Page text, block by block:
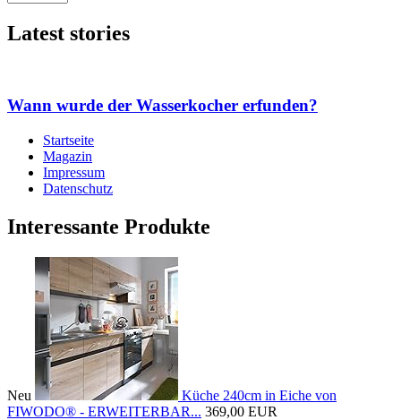
Latest stories
Wann wurde der Wasserkocher erfunden?
Startseite
Magazin
Impressum
Datenschutz
Interessante Produkte
Neu
Küche 240cm in Eiche von
FIWODO® - ERWEITERBAR... 369,00 EUR